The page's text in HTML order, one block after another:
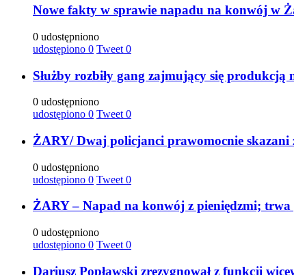
Nowe fakty w sprawie napadu na konwój w
0 udostępniono
udostępiono 0 Tweet 0
Służby rozbiły gang zajmujący się
0 udostępniono
udostępiono 0 Tweet 0
ŻARY/ Dwaj policjanci prawomocnie skazani
0 udostępniono
udostępiono 0 Tweet 0
ŻARY – Napad na konwój z pieniędzmi; trwa
0 udostępniono
udostępiono 0 Tweet 0
Dariusz Popławski zrezygnował z funkcji